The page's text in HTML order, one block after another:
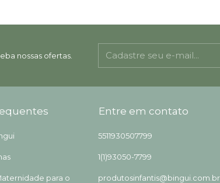
nossas ofertas.
para o
Entre em contato
5511930507799
1(1)93050-7799
produtosinfantis@bingui.com.br